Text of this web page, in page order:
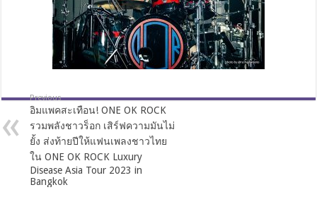
Previous
อิมแพคสะเทือน! ONE OK ROCK
รวมพลังชาวร็อก เสิร์ฟความมันไม่
ยั้ง ส่งท้ายปีให้แฟนเพลงชาวไทย
ใน ONE OK ROCK Luxury
Disease Asia Tour 2023 in
Bangkok